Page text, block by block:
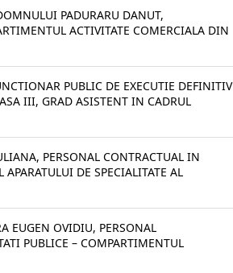
PADURARU DANUT,
ACTIVITATE COMERCIALA DIN
PUBLIC DE EXECUTIE DEFINITIV
III, GRAD ASISTENT IN CADRUL
PERSONAL CONTRACTUAL IN
DE SPECIALITATE AL
EUGEN OVIDIU, PERSONAL
PUBLICE – COMPARTIMENTUL